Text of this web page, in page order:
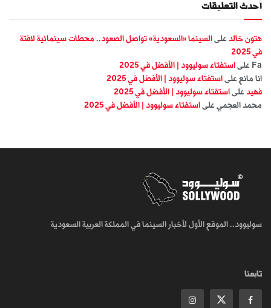
أحدث التعليقات
هتون خالد على السينما «السعودية» تواصل الصعود.. محطات سينمائية لافتة
في 2025
Fa على استفتاء سوليوود | الأفضل في 2025
انا مانع على استفتاء سوليوود | الأفضل في 2025
فهيد على استفتاء سوليوود | الأفضل في 2025
محمد العجمي على استفتاء سوليوود | الأفضل في 2025
سوليوود.. الموقع الأول لأخبار السينما في المملكة العربية السعودية
تابعنا